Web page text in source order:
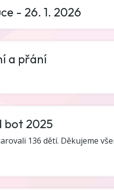
- 26. 1. 2026
a přání
bot 2025
136 dětí. Děkujeme